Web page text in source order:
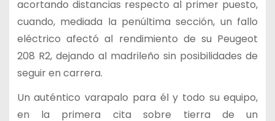
acortando distancias respecto al primer puesto,
cuando, mediada la penúltima sección, un fallo
eléctrico afectó al rendimiento de su Peugeot
208 R2, dejando al madrileño sin posibilidades de
seguir en carrera.
Un auténtico varapalo para él y todo su equipo,
en la primera cita sobre tierra de un